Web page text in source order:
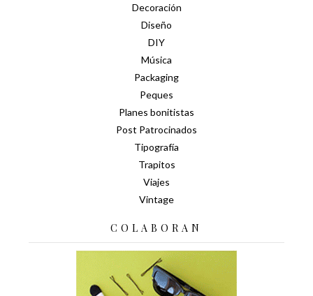
Decoración
Diseño
DIY
Música
Packaging
Peques
Planes bonitistas
Post Patrocinados
Tipografía
Trapitos
Viajes
Vintage
COLABORAN